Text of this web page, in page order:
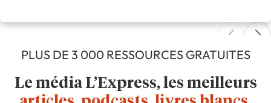
Le média L’Express, les meilleurs
PLUS DE 3 000 RESSOURCES GRATUITES